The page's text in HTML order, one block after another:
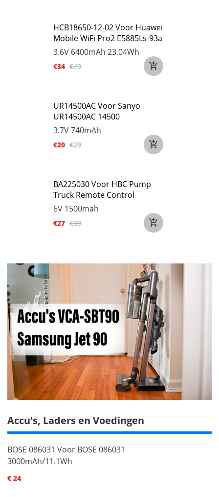
HCB18650-12-02 Voor Huawei
Mobile WiFi Pro2 E5885Ls-93a
3.6V 6400mAh 23.04Wh
€34 €49
UR14500AC Voor Sanyo
UR14500AC 14500
3.7V740mAh
€20 €29
BA225030 Voor HBC Pump
Truck Remote Control
6V 1500mah
€27 €39
Accu's, Laders en Voedingen
BOSE 086031 Voor BOSE 086031
3000mAh/11.1Wh
€ 24